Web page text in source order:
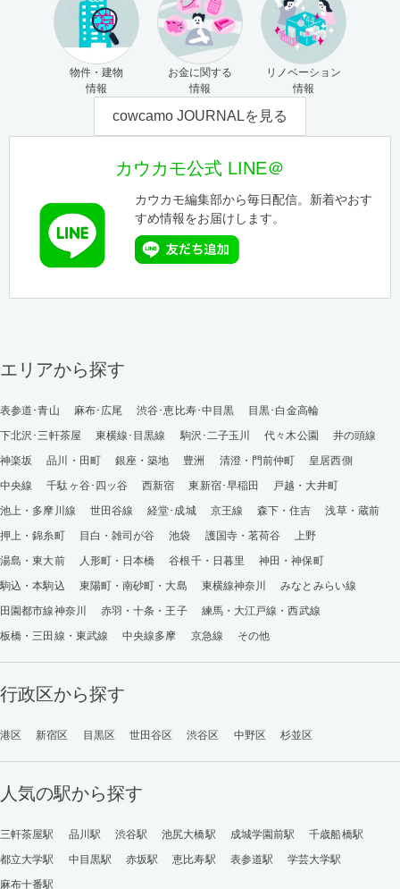
物件・建物
情報
お金に関する
情報
リノベーション
情報
cowcamo JOURNALを見る
カウカモ公式 LINE＠
カウカモ編集部から毎日配信。新着やおす
すめ情報をお届けします。
エリアから探す
表参道･青山 麻布･広尾 渋谷･恵比寿･中目黒
目黒･白金高輪
下北沢･三軒茶屋
東横線･目黒線 駒沢･二子玉川 代々木公園
井の頭線
神楽坂
品川・田町 銀座・築地 豊洲 清澄・門前仲町
皇居西側
中央線
千駄ヶ谷･四ッ谷 西新宿 東新宿･早稲田
戸越・大井町
池上・多摩川線
世田谷線 経堂･成城 京王線 森下・住吉
浅草・蔵前
押上・錦糸町
目白・雑司が谷 池袋 護国寺・茗荷谷
上野
湯島・東大前
人形町・日本橋 谷根千・日暮里
神田・神保町
駒込・本駒込
東陽町・南砂町・大島 東横線神奈川
みなとみらい線
田園都市線神奈川
赤羽・十条・王子
練馬・大江戸線・西武線
板橋・三田線・東武線
中央線多摩 京急線 その他
行政区から探す
港区 新宿区 目黒区 世田谷区 渋谷区 中野区 杉並区
人気の駅から探す
三軒茶屋駅 品川駅 渋谷駅 池尻大橋駅 成城学園前駅
千歳船橋駅
都立大学駅
中目黒駅 赤坂駅 恵比寿駅 表参道駅
学芸大学駅
麻布十番駅